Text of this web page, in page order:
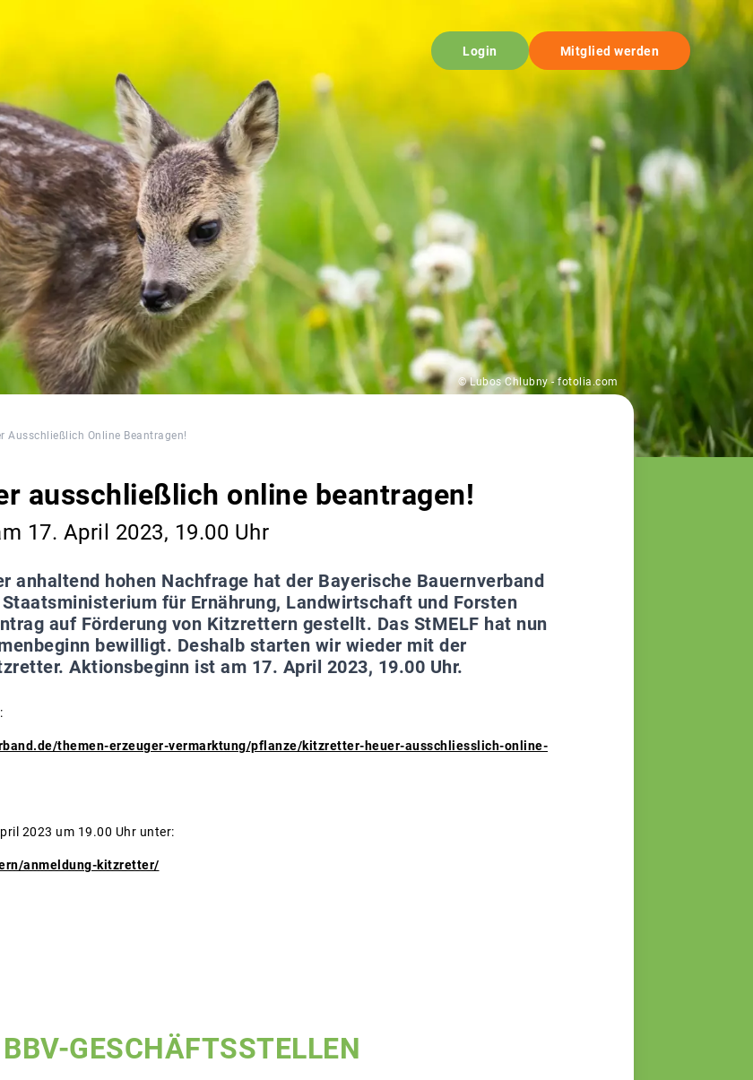
Login Mitglied werden
© Lubos Chlubny - fotolia.com
Ausschließlich Online Beantragen!
ausschließlich online beantragen!
17. April 2023, 19.00 Uhr
anhaltend hohen Nachfrage hat der Bayerische Bauernverband
für Ernährung, Landwirtschaft und Forsten
auf Förderung von Kitzrettern gestellt. Das StMELF hat nun
bewilligt. Deshalb starten wir wieder mit der
Aktionsbeginn ist am 17. April 2023, 19.00 Uhr.
themen-erzeuger-vermarktung/pflanze/kitzretter-heuer-ausschliesslich-online-
2023 um 19.00 Uhr unter:
anmeldung-kitzretter/
BBV-GESCHÄFTSSTELLEN